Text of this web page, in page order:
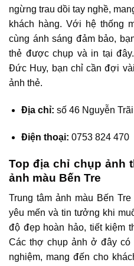
ngừng trau dồi tay nghề,
khách hàng. Với hệ thống
cùng ánh sáng đảm bảo,
thẻ được chụp và in tại
Đức Huy, bạn chỉ cần đợi
ảnh thẻ.
Địa chỉ: số 46 Nguyễn
Điện thoại: 0753 824 470
Top địa chỉ chụp ảnh
ảnh màu Bến Tre
Trung tâm ảnh màu Bến
yêu mến và tin tưởng khi
độ đẹp hoàn hảo, tiết kiệm
Các thợ chụp ảnh ở đây có
nghiệm, mang đến cho